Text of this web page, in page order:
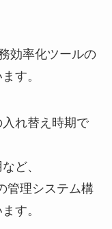
効率化ツールの
す。
れ替え時期で
ど、
管理システム構
す。